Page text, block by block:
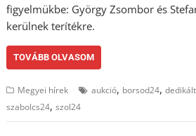
figyelmükbe: György Zsombor és
kerülnek terítékre.
TOVÁBB OLVASOM
Megyei hírek aukció, borsod24,dedikált
szabolcs24,szol24